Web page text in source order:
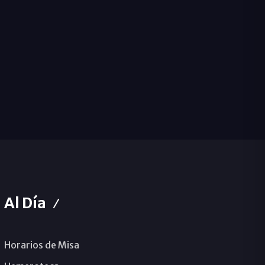
Al Día
Horarios de Misa